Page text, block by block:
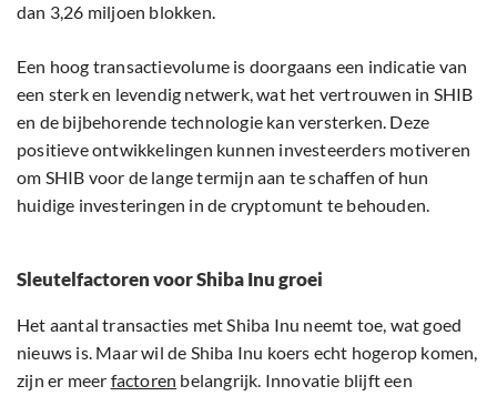
dan 3,26 miljoen blokken.
Een hoog transactievolume is doorgaans een indicatie van
een sterk en levendig netwerk, wat het vertrouwen in SHIB
en de bijbehorende technologie kan versterken. Deze
positieve ontwikkelingen kunnen investeerders motiveren
om SHIB voor de lange termijn aan te schaffen of hun
huidige investeringen in de cryptomunt te behouden.
Sleutelfactoren voor Shiba Inu groei
Het aantal transacties met Shiba Inu neemt toe, wat goed
nieuws is. Maar wil de Shiba Inu koers echt hogerop komen,
zijn er meer factoren belangrijk. Innovatie blijft een